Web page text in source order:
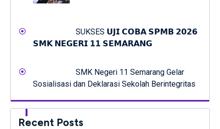
SUKSES 𝗨𝗝𝗜 𝗖𝗢𝗕𝗔 𝗦𝗣𝗠𝗕 𝟮𝟬𝟮𝟲
𝗦𝗠𝗞 𝗡𝗘𝗚𝗘𝗥𝗜 𝟭𝟭 𝗦𝗘𝗠𝗔𝗥𝗔𝗡𝗚
SMK Negeri 11 Semarang Gelar
Sosialisasi dan Deklarasi Sekolah Berintegritas
Recent Posts